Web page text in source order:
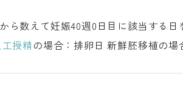
ら数えて妊娠40週0日目に該当する
授精の場合：排卵日 新鮮胚移植の場合：採卵日 凍結融解胚移植（胚盤胞）の場合：胚移植日